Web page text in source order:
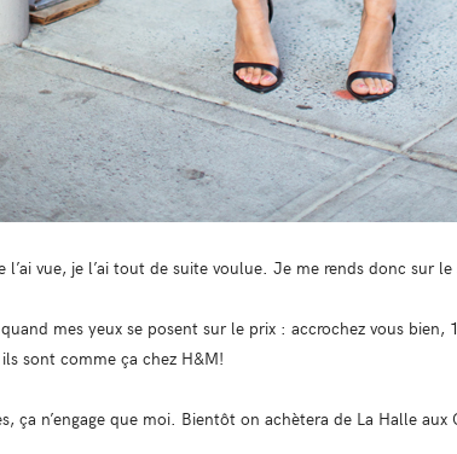
vue, je l’ai tout de suite voulue. Je me rends donc sur
mes yeux se posent sur le prix : accrochez vous bien,
sont comme ça chez H&M!
ça n’engage que moi. Bientôt on achètera de La Halle